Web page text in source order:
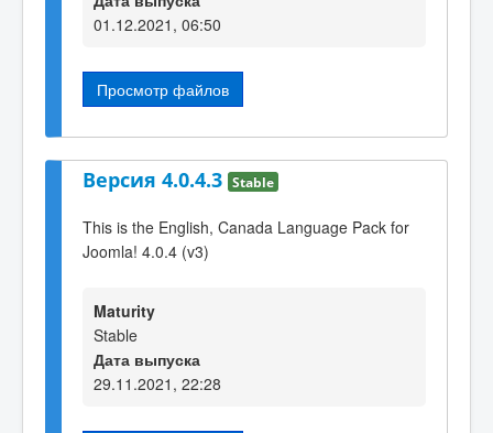
01.12.2021, 06:50
Просмотр файлов
Версия 4.0.4.3 Stable
This is the English, Canada Language Pack for
Joomla! 4.0.4 (v3)
Maturity
Stable
Дата выпуска
29.11.2021, 22:28